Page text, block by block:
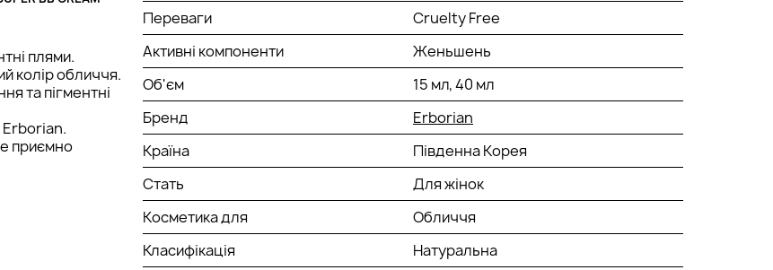
плями.
колір обличчя.
та пігментні
Erborian.
приємно
Переваги
Cruelty Free
Активні компоненти
Женьшень
Об'єм
15 мл, 40 мл
Бренд
Erborian
Країна
Південна Корея
Стать
Для жінок
Косметика для
Обличчя
Класифікація
Натуральна